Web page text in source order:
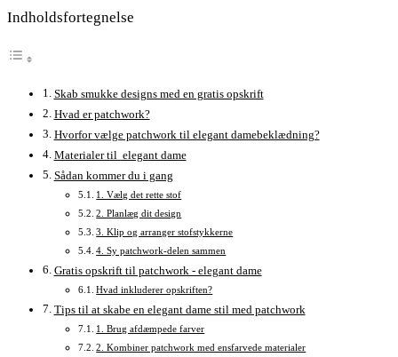
Indholdsfortegnelse
Skab smukke designs med en gratis opskrift
Hvad er patchwork?
Hvorfor vælge patchwork til elegant damebeklædning?
Materialer til elegant dame
Sådan kommer du i gang
1. Vælg det rette stof
2. Planlæg dit design
3. Klip og arranger stofstykkerne
4. Sy patchwork-delen sammen
Gratis opskrift til patchwork - elegant dame
Hvad inkluderer opskriften?
Tips til at skabe en elegant dame stil med patchwork
1. Brug afdæmpede farver
2. Kombiner patchwork med ensfarvede materialer